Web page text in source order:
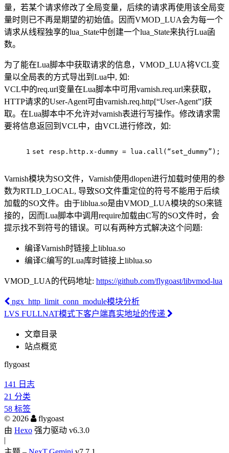
量，若某个请求修改了全局变量，后续的请求再使用该全局变
量时则已不再是期望的初始值。因而VMOD_LUA会为每一个
请求从线程独享的lua_State中创建一个lua_State来执行Lua函
数。
为了能在Lua脚本中获取请求的信息，VMOD_LUA将VCL变
量以全局表的方式导出到Lua中, 如:
VCL中的req.url变量在Lua脚本中可用varnish.req.url来获取，
HTTP请求的User-Agent可由varnish.req.http[“User-Agent”]获
取。在Lua脚本中不允许对varnish表进行写操作。修改请求需
要将信息返回到VCL中，由VCL进行修改，如:
1 set resp.http.x-dummy = lua.call(“set_dummy”);
Varnish模块为SO文件，Varnish使用dlopen进行加载时使用的参
数为RTLD_LOCAL, 导致SO文件重定位的符号不能用于后续
加载的SO文件。由于liblua.so是由VMOD_LUA模块的SO来链
接的，因而Lua脚本中调用require加载由C写的SO文件时，会
提示找不到符号的错误。可以有两种方式解决这个问题:
编译Varnish时链接上liblua.so
编译C编写的Lua库时链接上liblua.so
VMOD_LUA的代码地址: https://github.com/flygoast/libvmod-lua
ngx_http_limit_conn_module模块分析
LVS FULLNAT模式下客户端真实地址的传递
文章目录
站点概览
flygoast
141
日志
21 分类
58 标签
© 2026
flygoast
由 Hexo 强力驱动 v6.3.0
|